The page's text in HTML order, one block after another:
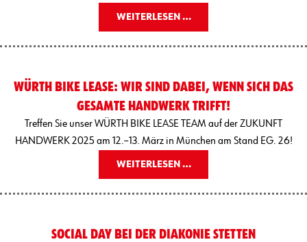
WEITERLESEN …
WÜRTH BIKE LEASE: WIR SIND DABEI, WENN SICH DAS
GESAMTE HANDWERK TRIFFT!
Treffen Sie unser WÜRTH BIKE LEASE TEAM auf der ZUKUNFT
HANDWERK 2025 am 12.–13. März in München am Stand EG. 26!
WEITERLESEN …
SOCIAL DAY BEI DER DIAKONIE STETTEN